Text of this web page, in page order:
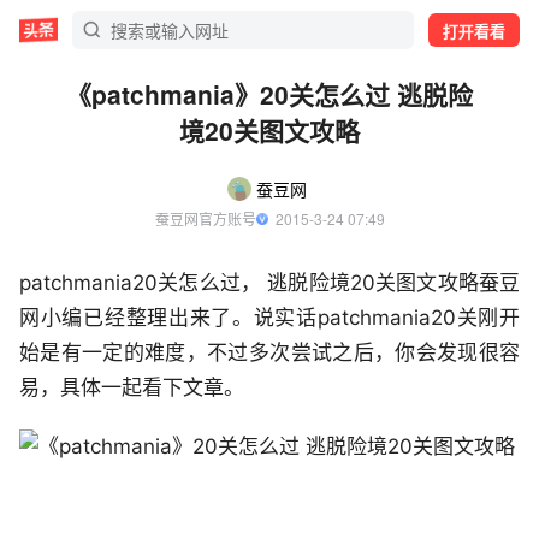
打开看看
《patchmania》20关怎么过 逃脱险
境20关图文攻略
蚕豆网
蚕豆网官方账号
  2015-3-24 07:49
patchmania20关怎么过， 逃脱险境20关图文攻略蚕豆
网小编已经整理出来了。说实话patchmania20关刚开
始是有一定的难度，不过多次尝试之后，你会发现很容
易，具体一起看下文章。